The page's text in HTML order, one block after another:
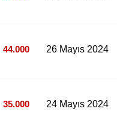
44.000 26 Mayıs 2024
35.000 24 Mayıs 2024